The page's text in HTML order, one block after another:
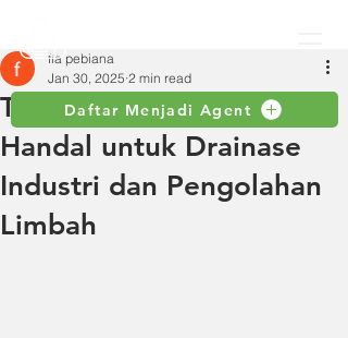
Daftar Menjadi Agent
Tsurumi HS2.4S: Solusi
Handal untuk Drainase
Industri dan Pengolahan
Limbah
fia pebiana
Jan 30, 2025 2 min read